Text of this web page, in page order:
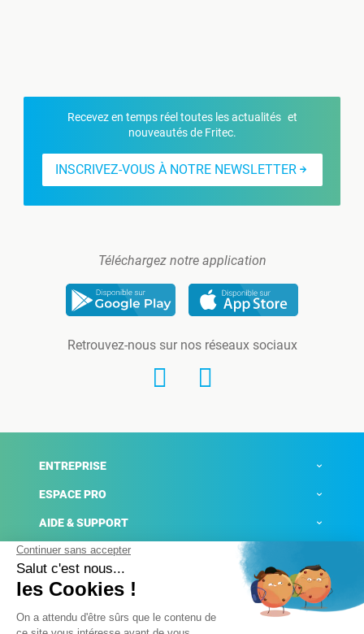
Recevez en temps réel toutes les actualités et
nouveautés de Fritec.
INSCRIVEZ-VOUS À NOTRE NEWSLETTER
Téléchargez notre application
Retrouvez-nous sur nos réseaux sociaux
ENTREPRISE
ESPACE PRO
AIDE & SUPPORT
ACTUALITÉS
Mentions légales